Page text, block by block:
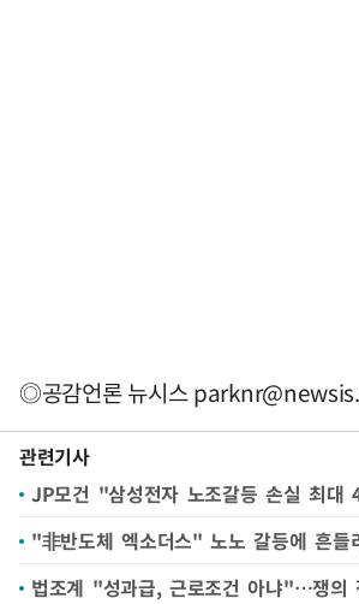
◎공감언론 뉴시스
관련기사
JP모건 "삼성전자 노조갈등 손실 최대